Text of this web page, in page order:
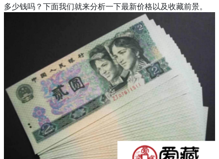
多少钱吗？下面我们就来分析一下最新价格以及收藏前景。